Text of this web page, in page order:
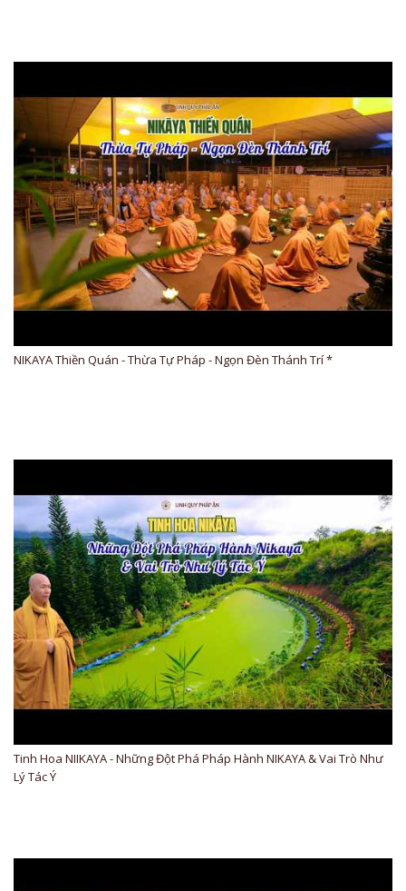
NIKAYA Thiền Quán - Thừa Tự Pháp - Ngọn Đèn Thánh Trí *
Tinh Hoa NIIKAYA - Những Đột Phá Pháp Hành NIKAYA & Vai Trò Như
Lý Tác Ý